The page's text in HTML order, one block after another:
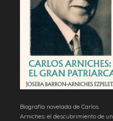
Biografía novelada de Carlos
Arniches: el descubrimiento de un